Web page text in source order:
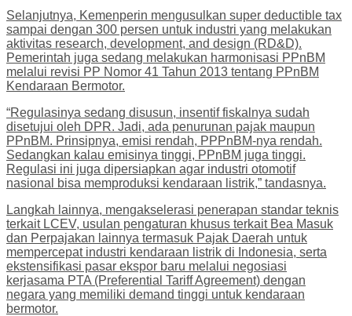
Selanjutnya, Kemenperin mengusulkan super deductible tax
sampai dengan 300 persen untuk industri yang melakukan
aktivitas research, development, and design (RD&D).
Pemerintah juga sedang melakukan harmonisasi PPnBM
melalui revisi PP Nomor 41 Tahun 2013 tentang PPnBM
Kendaraan Bermotor.
“Regulasinya sedang disusun, insentif fiskalnya sudah
disetujui oleh DPR. Jadi, ada penurunan pajak maupun
PPnBM. Prinsipnya, emisi rendah, PPPnBM-nya rendah.
Sedangkan kalau emisinya tinggi, PPnBM juga tinggi.
Regulasi ini juga dipersiapkan agar industri otomotif
nasional bisa memproduksi kendaraan listrik,” tandasnya.
Langkah lainnya, mengakselerasi penerapan standar teknis
terkait LCEV, usulan pengaturan khusus terkait Bea Masuk
dan Perpajakan lainnya termasuk Pajak Daerah untuk
mempercepat industri kendaraan listrik di Indonesia, serta
ekstensifikasi pasar ekspor baru melalui negosiasi
kerjasama PTA (Preferential Tariff Agreement) dengan
negara yang memiliki demand tinggi untuk kendaraan
bermotor.